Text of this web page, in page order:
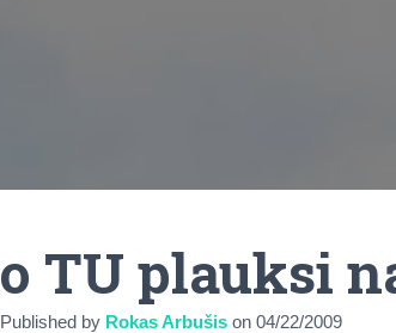
o TU plauksi
Published by Rokas Arbušis on 04/22/2009